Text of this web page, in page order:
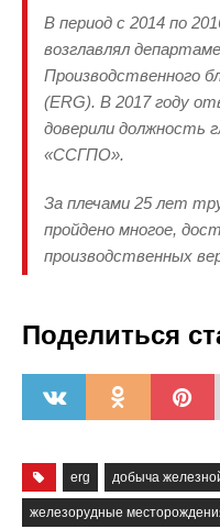
В период с 2014 по
возглавлял
Производственного
(ERG). В 2017 году
доверили должность
«ССГПО».
За плечами 25 лет
пройдено многое,
производственных
Поделиться
erg добыча
железорудные